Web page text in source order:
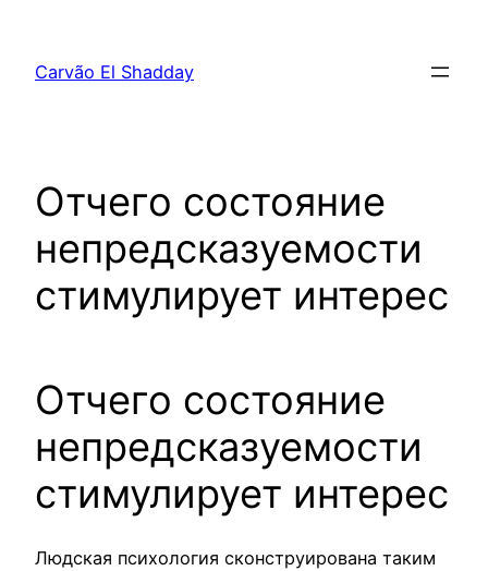
Carvão El Shadday
Отчего состояние
непредсказуемости
стимулирует интерес
Отчего состояние
непредсказуемости
стимулирует интерес
Людская психология сконструирована таким